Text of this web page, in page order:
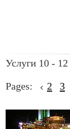
Услуги 10 -
Pages: 2 3